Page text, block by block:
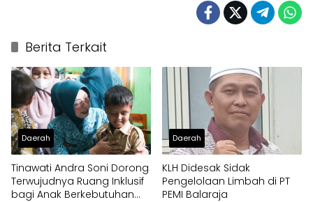
Berita Terkait
Daerah
Tinawati Andra Soni Dorong
Terwujudnya Ruang Inklusif
bagi Anak Berkebutuhan
Daerah
KLH Didesak Sidak
Pengelolaan Limbah di PT
PEMI Balaraja